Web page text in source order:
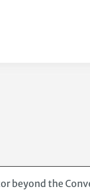
beyond the